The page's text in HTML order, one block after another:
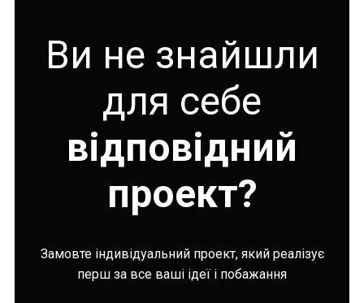
Ви не знайшли
для себе
відповідний
проект?
Замовте індивідуальний проект, який реалізує
перш за все ваші ідеї і побажання